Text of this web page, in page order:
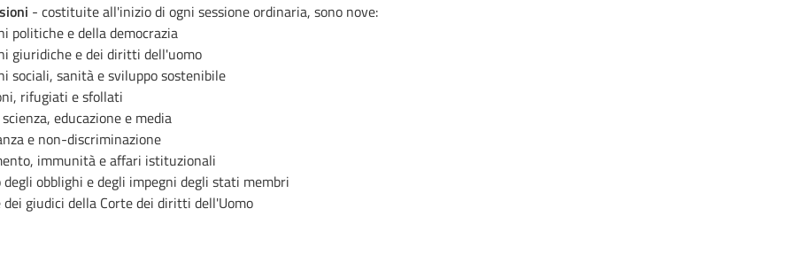
- costituite all'inizio di ogni sessione ordinaria, sono nove:
politiche e della democrazia
giuridiche e dei diritti dell'uomo
sociali, sanità e sviluppo sostenibile
rifugiati e sfollati
educazione e media
e non-discriminazione
immunità e affari istituzionali
degli obblighi e degli impegni degli stati membri
dei giudici della Corte dei diritti dell'Uomo